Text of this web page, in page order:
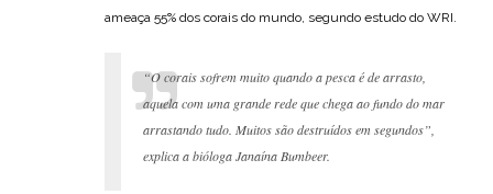
ameaça 55% dos corais do mundo, segundo estudo do WRI.
“O corais sofrem muito quando a pesca é de arrasto,
aquela com uma grande rede que chega ao fundo do mar
arrastando tudo. Muitos são destruídos em segundos”,
explica a bióloga Janaína Bumbeer.